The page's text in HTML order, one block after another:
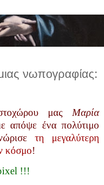
νωπογραφίας:
μας Μαρία
απόψε ένα πολύτιμο
τη μεγαλύτερη
κόσμο!
!!!